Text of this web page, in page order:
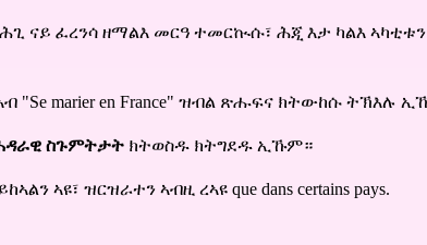
ናይ ፈረንሳ ዘማልእ መርዓ ተመርኲሱ፣ ሕጂ እታ ካልእ ኣካቲቱን
"Se marier en France" ዝብል ጽሑፍና ክትውከሱ ትኽእሉ
ስጉምትታት ክትወስዱ ክትግደዱ ኢኹም።
ኣዩ፣ ዝርዝራተን ኣብዚ ረኣዩ que dans certains pays.